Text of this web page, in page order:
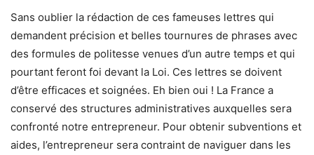
Sans oublier la rédaction de ces fameuses lettres qui
demandent précision et belles tournures de phrases avec
des formules de politesse venues d’un autre temps et qui
pourtant feront foi devant la Loi. Ces lettres se doivent
d’être efficaces et soignées. Eh bien oui ! La France a
conservé des structures administratives auxquelles sera
confronté notre entrepreneur. Pour obtenir subventions et
aides, l’entrepreneur sera contraint de naviguer dans les